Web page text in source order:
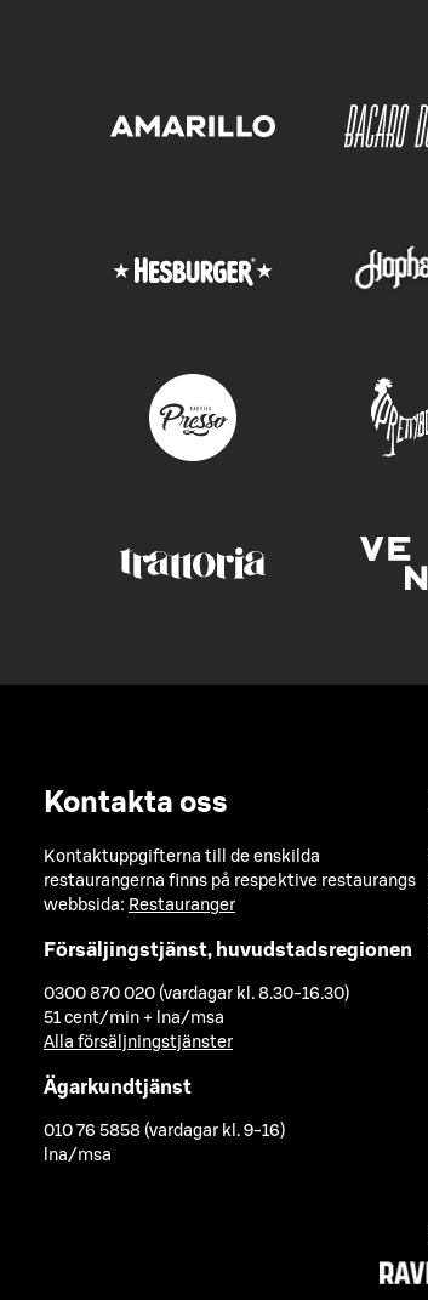
Kontakta oss
Kontaktuppgifterna till de enskilda
restaurangerna finns på respektive restaurangs
webbsida: Restauranger
Försäljingstjänst, huvudstadsregionen
0300 870 020 (vardagar kl. 8.30-16.30)
51 cent/min + lna/msa
Alla försäljningstjänster
Ägarkundtjänst
010 76 5858 (vardagar kl. 9-16)
lna/msa